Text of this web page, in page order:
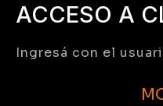
ACCESO A
Ingresá con el